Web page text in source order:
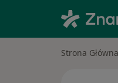
Strona Główna